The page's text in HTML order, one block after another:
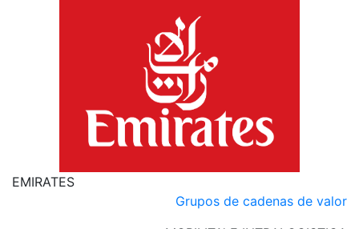
EMIRATES
Grupos de cadenas de valor